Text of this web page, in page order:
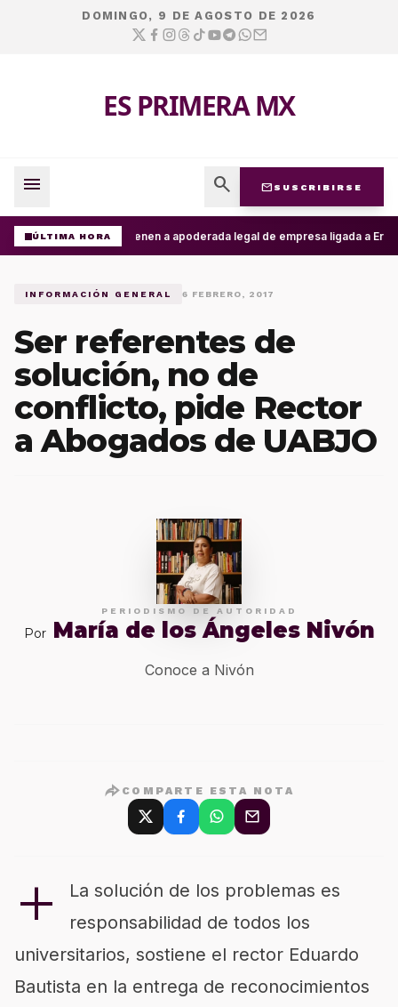
DOMINGO, 9 DE AGOSTO DE 2026
ES PRIMERA MX
menu search mail SUSCRIBIRSE
ÚLTIMA HORADetienen a apoderada legal de empresa ligada a
INFORMACIÓN GENERAL 6 FEBRERO, 2017
Ser referentes de
solución, no de
conflicto, pide Rector
a Abogados de UABJO
PERIODISMO DE AUTORIDAD
Por María de los Ángeles Nivón
Conoce a Nivón
COMPARTE ESTA NOTA
+
La solución de los problemas es
responsabilidad de todos los
universitarios, sostiene el rector Eduardo
Bautista en la entrega de reconocimientos